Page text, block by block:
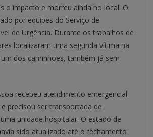
o impacto e morreu ainda no local. O
por equipes do Serviço de
de Urgência. Durante os trabalhos de
localizaram uma segunda vítima na
dos caminhões, também já sem
recebeu atendimento emergencial
precisou ser transportada de
unidade hospitalar. O estado de
sido atualizado até o fechamento